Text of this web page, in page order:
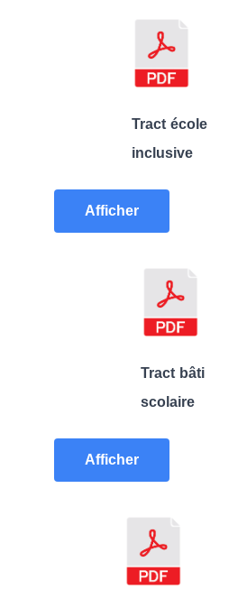
Tract école
inclusive
Afficher
Tract bâti
scolaire
Afficher